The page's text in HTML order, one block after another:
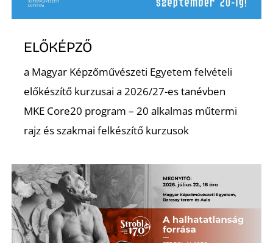
ELŐKÉPZŐ
a Magyar Képzőművészeti Egyetem felvételi
előkészítő kurzusai a 2026/27-es tanévben
MKE Core20 program – 20 alkalmas műtermi
rajz és szakmai felkészítő kurzusok